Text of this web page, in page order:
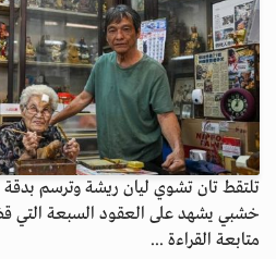
تلتقط تان تشوي ليان ريشة وترسم
خشبي يشهد على العقود السبعة التي
متابعة القراءة ...